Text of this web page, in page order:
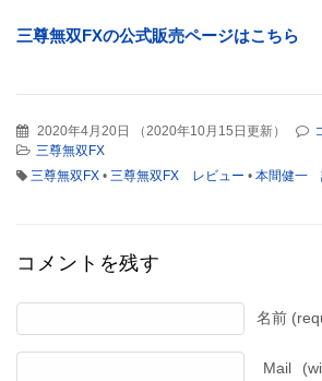
三尊無双FXの公式販売ページはこちら
2020年4月20日 （2020年10月15日更新）
三尊無双FX
三尊無双FX • 三尊無双FX レビュー • 本間健一
コメントを残す
名前
Mail